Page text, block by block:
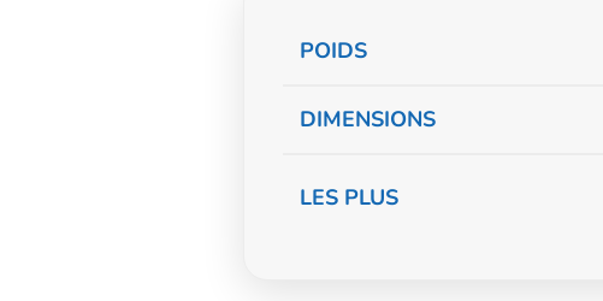
Informations
POIDS
DIMENSIONS
LES PLUS